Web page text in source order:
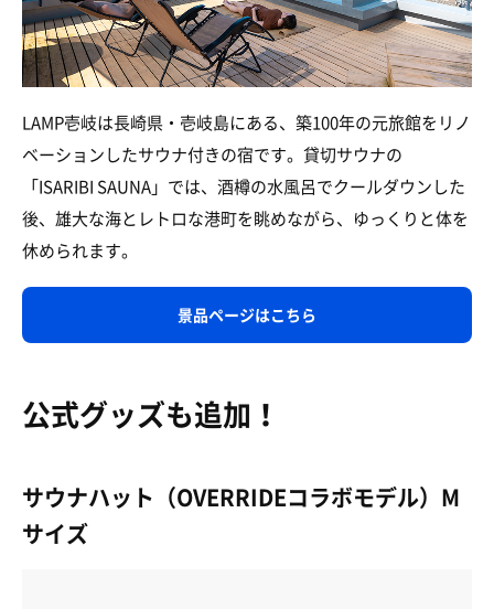
LAMP壱岐は長崎県・壱岐島にある、築100年の元旅館をリノ
ベーションしたサウナ付きの宿です。貸切サウナの
「ISARIBI SAUNA」では、酒樽の水風呂でクールダウンした
後、雄大な海とレトロな港町を眺めながら、ゆっくりと体を
休められます。
景品ページはこちら
公式グッズも追加！
サウナハット（OVERRIDEコラボモデル）M
サイズ